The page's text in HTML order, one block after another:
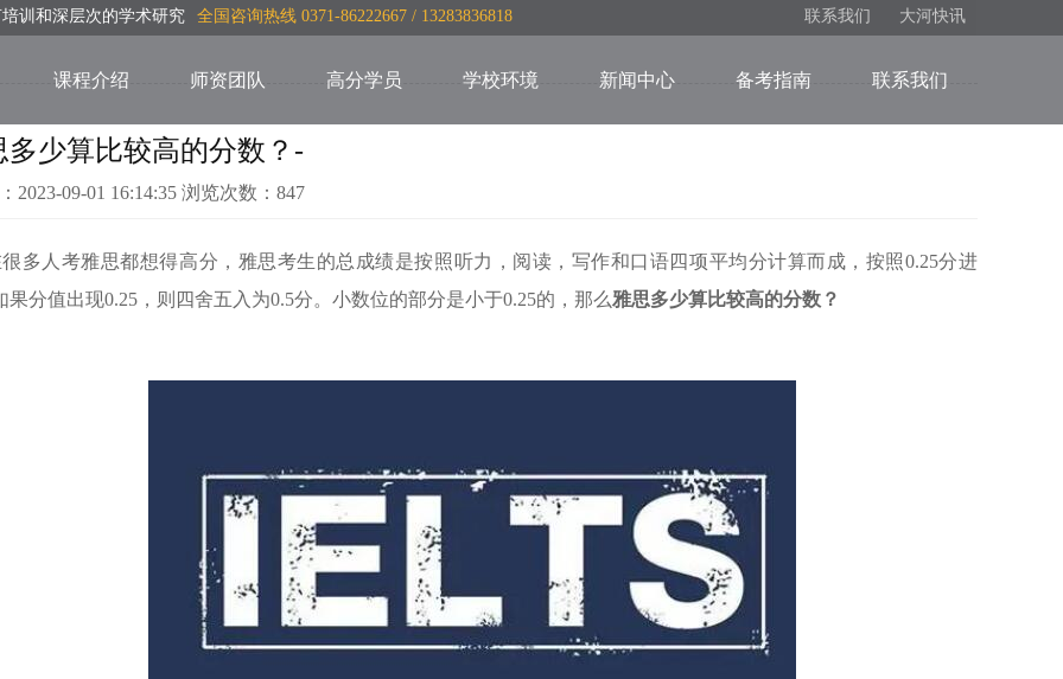
训和深层次的学术研究 全国咨询热线 0371-86222667 / 13283836818 联系我们 大河快讯
课程介绍 师资团队 高分学员 学校环境 新闻中心 备考指南 联系我们
多少算比较高的分数？-
2023-09-01 16:14:35 浏览次数：847
多人考雅思都想得高分，雅思考生的总成绩是按照听力，阅读，写作和口语四项平均分计算而成，按照0.25分进
果分值出现0.25，则四舍五入为0.5分。小数位的部分是小于0.25的，那么雅思多少算比较高的分数？